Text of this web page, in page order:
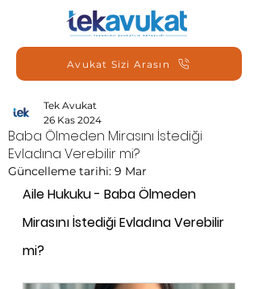
Avukat Sizi Arasın
Baba Ölmeden Mirasını İstediği
Evladına Verebilir mi?
Tek Avukat
26 Kas 2024
Güncelleme tarihi: 9 Mar
Aile Hukuku - Baba Ölmeden
Mirasını İstediği Evladına Verebilir
mi?